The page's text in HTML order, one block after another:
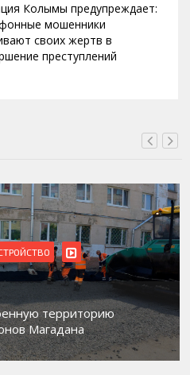
Колымы предупреждает:
мошенники
своих жертв в
преступлений
ВИДЕОРЕПОРТАЖИ
Магадан
работе с
социального риска